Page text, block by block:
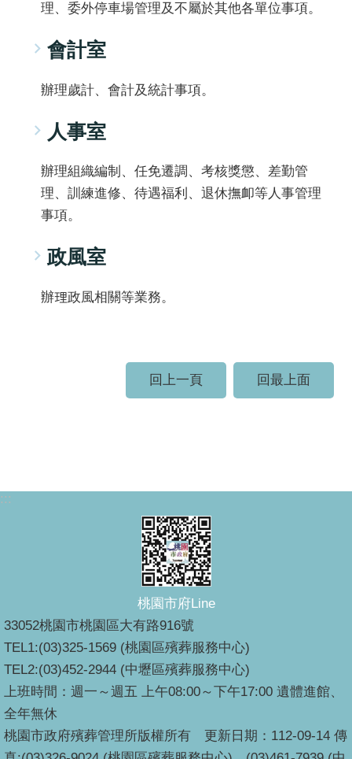
理、委外停車場管理及不屬於其他各單位事項。
會計室
辦理歲計、會計及統計事項。
人事室
辦理組織編制、任免遷調、考核獎懲、差勤管
理、訓練進修、待遇福利、退休撫卹等人事管理
事項。
政風室
辦理政風相關等業務。
回上一頁 回最上面
:::
桃園市府Line
33052桃園市桃園區大有路916號
TEL1:(03)325-1569 (桃園區殯葬服務中心)
TEL2:(03)452-2944 (中壢區殯葬服務中心)
上班時間：週一～週五 上午08:00～下午17:00 遺體進館、
全年無休
桃園市政府殯葬管理所版權所有 更新日期：112-09-14 傳